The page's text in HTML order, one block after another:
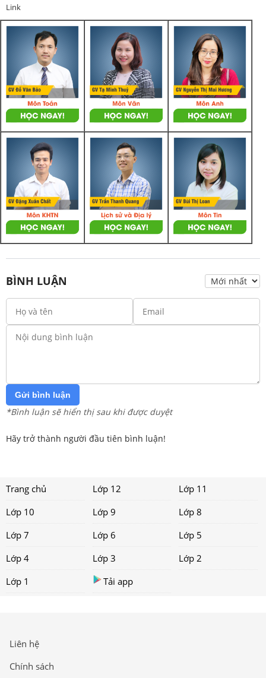
Link
BÌNH LUẬN
Gửi bình luận
*Bình luận sẽ hiển thị sau khi được duyệt
Hãy trở thành người đầu tiên bình luận!
Trang chủ Lớp 12
Lớp 11
Lớp 10
Lớp 9
Lớp 8
Lớp 7
Lớp 6
Lớp 5
Lớp 4
Lớp 3
Lớp 2
Lớp 1
Tải app
Liên hệ
Chính sách